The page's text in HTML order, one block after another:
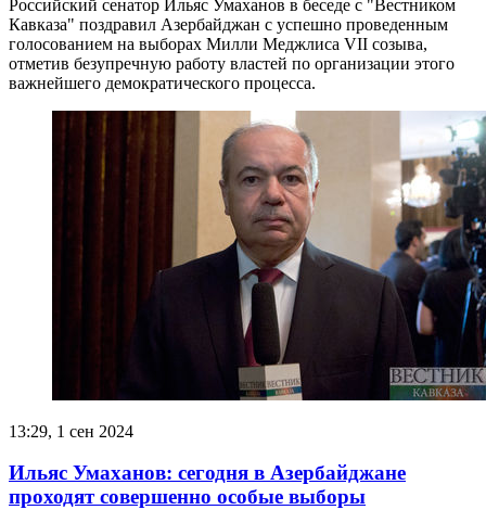
Российский сенатор Ильяс Умаханов в беседе с "Вестником
Кавказа" поздравил Азербайджан с успешно проведенным
голосованием на выборах Милли Меджлиса VII созыва,
отметив безупречную работу властей по организации этого
важнейшего демократического процесса.
13:29, 1 сен 2024
Ильяс Умаханов: сегодня в Азербайджане
проходят совершенно особые выборы